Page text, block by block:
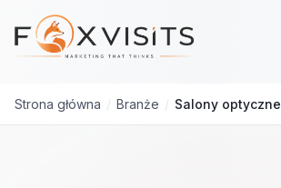
Przejdź do treści głównej
Strona główna / Branże / Salony optyczne